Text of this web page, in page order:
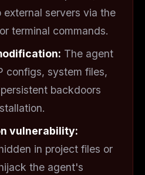
servers via the
terminal commands.
The agent
configs, system files,
backdoors
vulnerability:
in project files or
the agent's